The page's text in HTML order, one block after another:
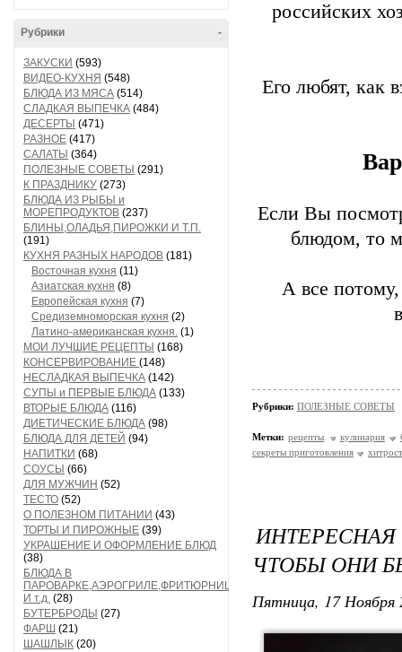
-
Рубрики
ЗАКУСКИ (593)
ВИДЕО-КУХНЯ (548)
БЛЮДА ИЗ МЯСА (514)
СЛАДКАЯ ВЫПЕЧКА (484)
ДЕСЕРТЫ (471)
РАЗНОЕ (417)
САЛАТЫ (364)
ПОЛЕЗНЫЕ СОВЕТЫ (291)
К ПРАЗДНИКУ (273)
БЛЮДА ИЗ РЫБЫ и
МОРЕПРОДУКТОВ (237)
БЛИНЫ,ОЛАДЬЯ,ПИРОЖКИ И Т.П.
(191)
КУХНЯ РАЗНЫХ НАРОДОВ (181)
Восточная кухня (11)
Азиатская кухня (8)
Европейская кухня (7)
Средиземноморская кухня (2)
Латино-американская кухня. (1)
МОИ ЛУЧШИЕ РЕЦЕПТЫ (168)
КОНСЕРВИРОВАНИЕ (148)
НЕСЛАДКАЯ ВЫПЕЧКА (142)
СУПЫ и ПЕРВЫЕ БЛЮДА (133)
ВТОРЫЕ БЛЮДА (116)
ДИЕТИЧЕСКИЕ БЛЮДА (98)
БЛЮДА ДЛЯ ДЕТЕЙ (94)
НАПИТКИ (68)
СОУСЫ (66)
ДЛЯ МУЖЧИН (52)
ТЕСТО (52)
О ПОЛЕЗНОМ ПИТАНИИ (43)
ТОРТЫ И ПИРОЖНЫЕ (39)
УКРАШЕНИЕ И ОФОРМЛЕНИЕ БЛЮД
(38)
БЛЮДА В
ПАРОВАРКЕ,АЭРОГРИЛЕ,ФРИТЮРНИЦЕ
И т.д. (28)
БУТЕРБРОДЫ (27)
ФАРШ (21)
ШАШЛЫК (20)
российских
Его любят, как
Если Вы
блюдом, то
А все
Рубрики: ПОЛЕЗНЫЕ СОВЕТЫ
Метки: рецепты кулинария
секреты приготовления
ЧТОБЫ ОНИ
Пятница, 17 Ноября